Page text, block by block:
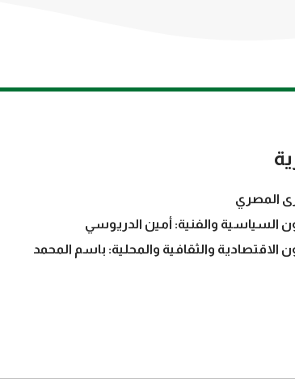
المصري
السياسية والفنية: أمين الدريوسي
الاقتصادية والثقافية والمحلية: باسم المحمد